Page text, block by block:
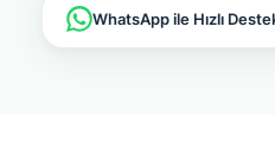
WhatsApp ile Hızlı